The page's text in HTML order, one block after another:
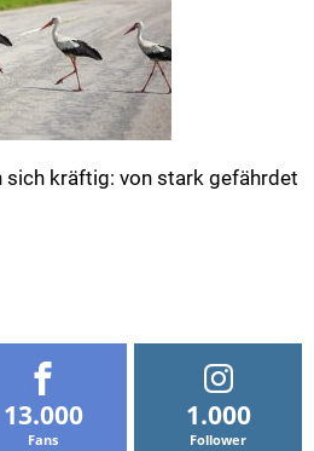
sich kräftig: von stark gefährdet
13.000
Fans
1.000
Follower